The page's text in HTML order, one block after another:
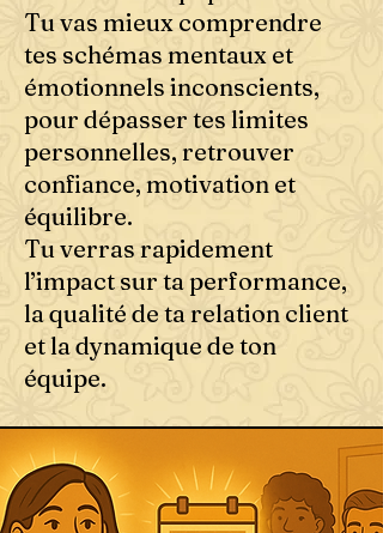
Tu vas mieux comprendre
tes schémas mentaux et
émotionnels inconscients,
pour dépasser tes limites
personnelles, retrouver
confiance, motivation et
équilibre.
Tu verras rapidement
l’impact sur ta performance,
la qualité de ta relation client
et la dynamique de ton
équipe.